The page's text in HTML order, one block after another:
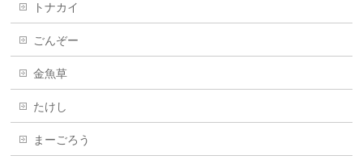
トナカイ
ごんぞー
金魚草
たけし
まーごろう